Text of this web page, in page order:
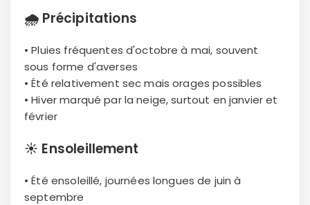
🌧 Précipitations
• Pluies fréquentes d'octobre à mai, souvent
sous forme d'averses
• Été relativement sec mais orages possibles
• Hiver marqué par la neige, surtout en janvier et
février
☀️ Ensoleillement
• Été ensoleillé, journées longues de juin à
septembre